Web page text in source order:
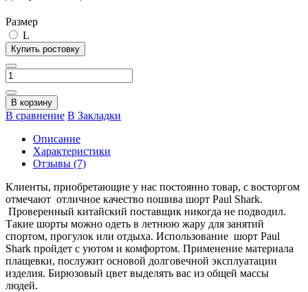
Размер
L
Купить ростовку
В корзину
В сравнение В Закладки
Описание
Характеристики
Отзывы (7)
Клиенты, приобретающие у нас постоянно товар, с восторгом
отмечают отличное качество пошива шорт Paul Shark.
Проверенный китайский поставщик никогда не подводил.
Такие шорты можно одеть в летнюю жару для занятий
спортом, прогулок или отдыха. Использование шорт Paul
Shark пройдет с уютом и комфортом. Применение материала
плащевки, послужит основой долговечной эксплуатации
изделия. Бирюзовый цвет выделять вас из общей массы
людей.